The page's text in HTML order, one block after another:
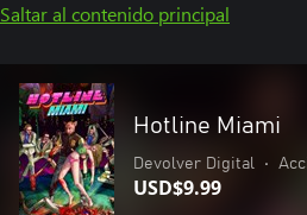
Saltar al contenido principal
Hotline Miami
Devolver Digital •
USD$9.99